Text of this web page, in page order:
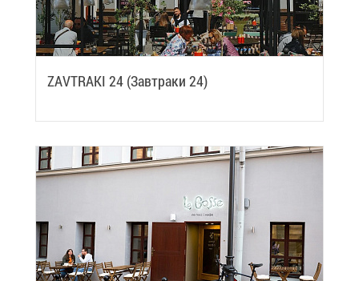
ZAVTRAKI 24 (Зав­тра­ки 24)